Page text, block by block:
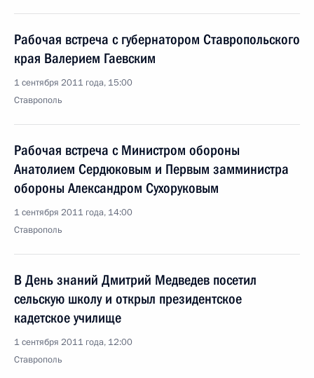
Рабочая встреча с губернатором Ставропольского
края Валерием Гаевским
1 сентября 2011 года, 15:00
Ставрополь
Рабочая встреча с Министром обороны
Анатолием Сердюковым и Первым замминистра
обороны Александром Сухоруковым
1 сентября 2011 года, 14:00
Ставрополь
В День знаний Дмитрий Медведев посетил
сельскую школу и открыл президентское
кадетское училище
1 сентября 2011 года, 12:00
Ставрополь